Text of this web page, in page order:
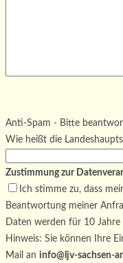
Bitte lasse dieses Feld leer.
Anti-Spam - Bitte
Wie heißt die
Zustimmung zur
Ich stimme zu, dass
Beantwortung meiner
Daten werden für 10
Hinweis: Sie können Ihre
Mail an info@ljv-sachsen-